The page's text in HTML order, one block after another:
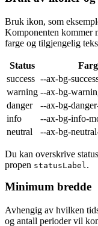
Bruk ikon, som
Komponenten kommer
farge og tilgjengelig
Status
success --ax-bg-
warning --ax-bg-
danger
--ax-bg-
info
--ax-bg-info-
neutral
--ax-bg-
Du kan overskrive
propen statusLabel.
Minimum bredde
Avhengig av hvilken
og antall perioder vil